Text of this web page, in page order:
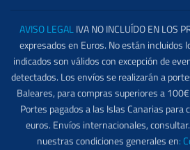
AVISO LEGALIVA NO INCLUÍDO EN LOS
expresados en Euros. No están incluidos
indicados son válidos con excepción de
detectados. Los envíos se realizarán a
Baleares, para compras superiores a
Portes pagados a las Islas Canarias
euros. Envíos internacionales,
nuestras condiciones generales en: